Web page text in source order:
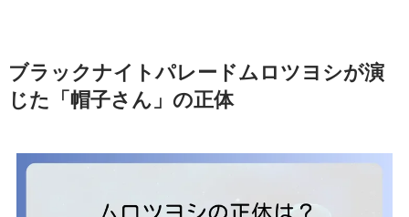
ブラックナイトパレードムロツヨシが演
じた「帽子さん」の正体